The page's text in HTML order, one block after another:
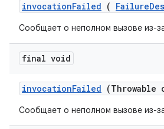
invocationFailed ( Failure
Сообщает о неполном вызове из-
final void
invocationFailed (Throwable
Сообщает о неполном вызове из-